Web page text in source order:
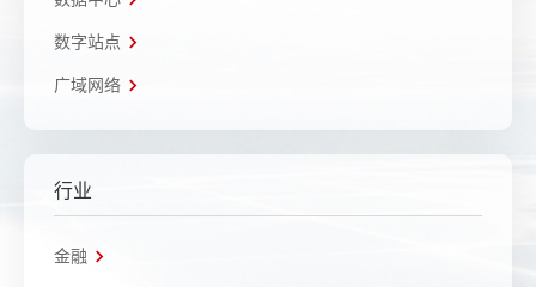
数字站点
广域网络
行业
金融